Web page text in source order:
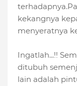
kekangnya
menyeratnya
Ingatlah...!!
ditubuh
lain adalah